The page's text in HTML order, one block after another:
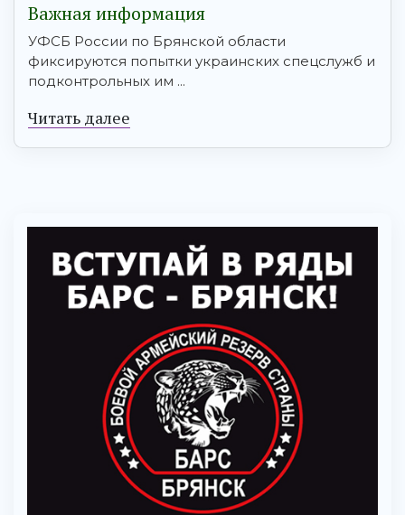
Важная информация
УФСБ России по Брянской области
фиксируются попытки украинских спецслужб и
подконтрольных им ...
Читать далее